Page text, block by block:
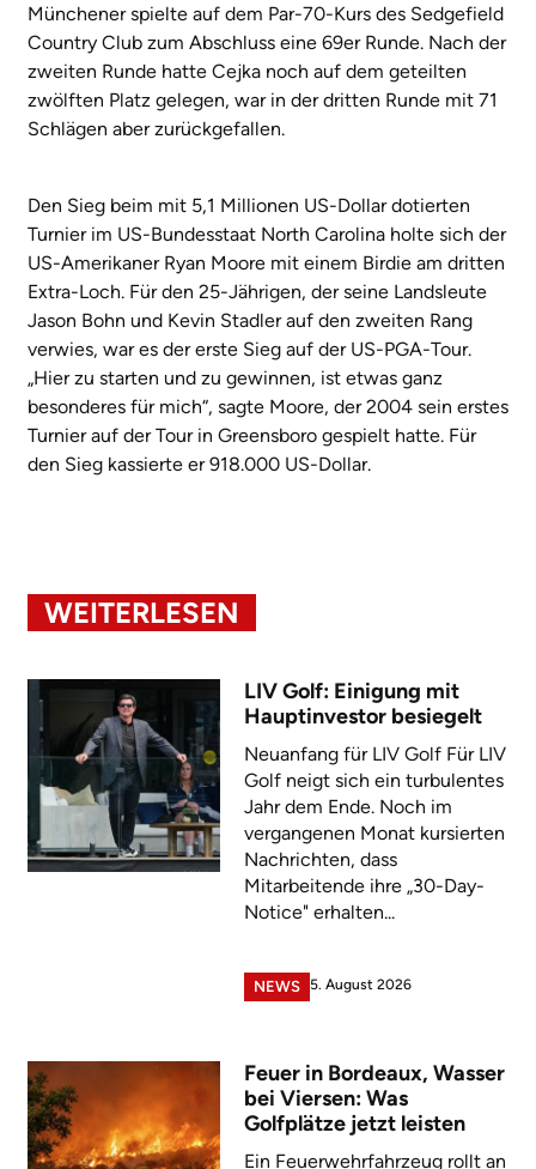
Münchener spielte auf dem Par-70-Kurs des Sedgefield
Country Club zum Abschluss eine 69er Runde. Nach der
zweiten Runde hatte Cejka noch auf dem geteilten
zwölften Platz gelegen, war in der dritten Runde mit 71
Schlägen aber zurückgefallen.
Den Sieg beim mit 5,1 Millionen US-Dollar dotierten
Turnier im US-Bundesstaat North Carolina holte sich der
US-Amerikaner Ryan Moore mit einem Birdie am dritten
Extra-Loch. Für den 25-Jährigen, der seine Landsleute
Jason Bohn und Kevin Stadler auf den zweiten Rang
verwies, war es der erste Sieg auf der US-PGA-Tour.
„Hier zu starten und zu gewinnen, ist etwas ganz
besonderes für mich“, sagte Moore, der 2004 sein erstes
Turnier auf der Tour in Greensboro gespielt hatte. Für
den Sieg kassierte er 918.000 US-Dollar.
WEITERLESEN
LIV Golf: Einigung mit
Hauptinvestor besiegelt
Neuanfang für LIV Golf Für LIV
Golf neigt sich ein turbulentes
Jahr dem Ende. Noch im
vergangenen Monat kursierten
Nachrichten, dass
Mitarbeitende ihre „30-Day-
Notice" erhalten...
NEWS 5. August 2026
Feuer in Bordeaux, Wasser
bei Viersen: Was
Golfplätze jetzt leisten
Ein Feuerwehrfahrzeug rollt an